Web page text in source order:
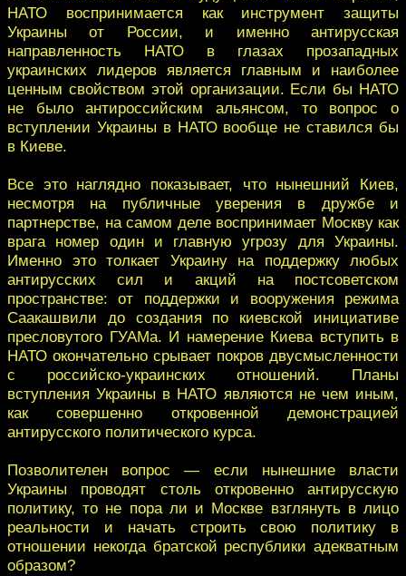
НАТО воспринимается как инструмент защиты
Украины от России, и именно антирусская
направленность НАТО в глазах прозападных
украинских лидеров является главным и наиболее
ценным свойством этой организации. Если бы НАТО
не было антироссийским альянсом, то вопрос о
вступлении Украины в НАТО вообще не ставился бы
в Киеве.
Все это наглядно показывает, что нынешний Киев,
несмотря на публичные уверения в дружбе и
партнерстве, на самом деле воспринимает Москву как
врага номер один и главную угрозу для Украины.
Именно это толкает Украину на поддержку любых
антирусских сил и акций на постсоветском
пространстве: от поддержки и вооружения режима
Саакашвили до создания по киевской инициативе
пресловутого ГУАМа. И намерение Киева вступить в
НАТО окончательно срывает покров двусмысленности
с российско-украинских отношений. Планы
вступления Украины в НАТО являются не чем иным,
как совершенно откровенной демонстрацией
антирусского политического курса.
Позволителен вопрос — если нынешние власти
Украины проводят столь откровенно антирусскую
политику, то не пора ли и Москве взглянуть в лицо
реальности и начать строить свою политику в
отношении некогда братской республики адекватным
образом?